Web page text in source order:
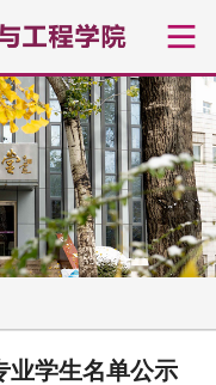
业学生名单公示